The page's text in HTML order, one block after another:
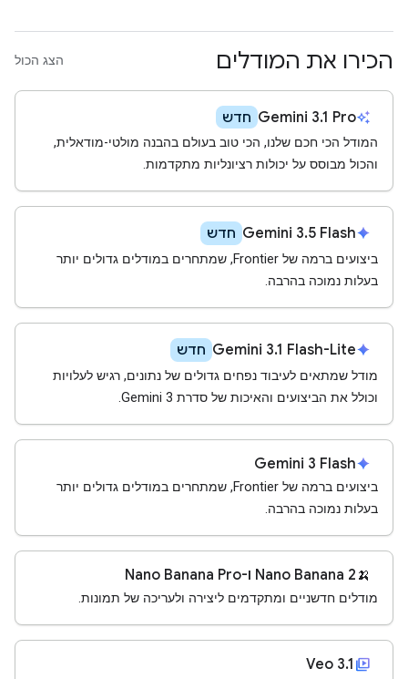
הכירו את המודלים הצג הכול
auto_awesome
Gemini 3.1 Pro חדש
המודל הכי חכם שלנו, הכי טוב בעולם בהבנה מולטי-מודאלית,
והכול מבוסס על יכולות רציונליות מתקדמות.
spark
Gemini 3.5 Flash חדש
ביצועים ברמה של Frontier, שמתחרים במודלים גדולים יותר
בעלות נמוכה בהרבה.
spark
Gemini 3.1 Flash-Lite חדש
מודל שמתאים לעיבוד נפחים גדולים של נתונים, רגיש לעלויות
וכולל את הביצועים והאיכות של סדרת Gemini 3.
spark
Gemini 3 Flash
ביצועים ברמה של Frontier, שמתחרים במודלים גדולים יותר
בעלות נמוכה בהרבה.
🍌 ‫Nano Banana 2 ו-Nano Banana Pro
מודלים חדשניים ומתקדמים ליצירה ולעריכה של תמונות.
video_library
Veo 3.1